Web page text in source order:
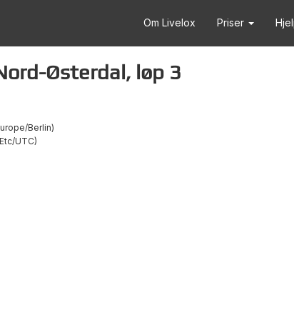
Om Livelox Priser
Østerdal, løp 3
Berlin
Etc/UTC